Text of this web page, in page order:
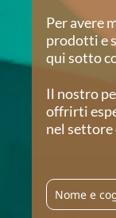
Per avere
prodotti e
qui sotto
Il nostro
offrirti
nel settore